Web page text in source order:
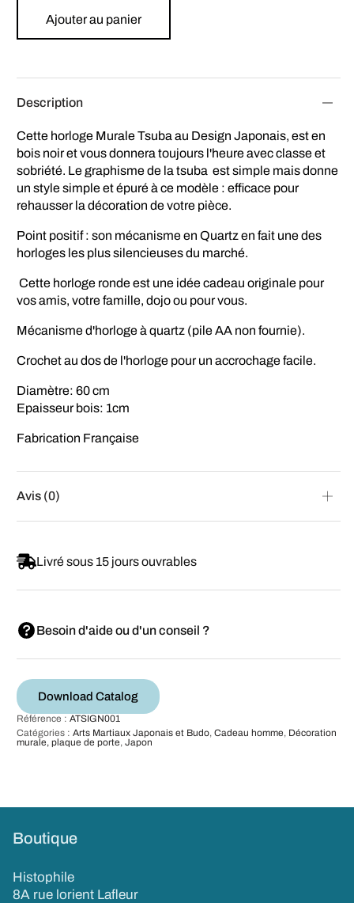
Ajouter au panier
Description
Cette horloge Murale Tsuba au Design Japonais, est en
bois noir et vous donnera toujours l'heure avec classe et
sobriété. Le graphisme de la tsuba est simple mais donne
un style simple et épuré à ce modèle : efficace pour
rehausser la décoration de votre pièce.
Point positif : son mécanisme en Quartz en fait une des
horloges les plus silencieuses du marché.
Cette horloge ronde est une idée cadeau originale pour
vos amis, votre famille, dojo ou pour vous.
Mécanisme d'horloge à quartz (pile AA non fournie).
Crochet au dos de l'horloge pour un accrochage facile.
Diamètre: 60 cm
Epaisseur bois: 1cm
Fabrication Française
Avis (0)
Livré sous 15 jours ouvrables
Besoin d'aide ou d'un conseil ?
Download Catalog
Référence : ATSIGN001
Catégories : Arts Martiaux Japonais et Budo, Cadeau homme, Décoration
murale, plaque de porte, Japon
Boutique
Histophile
8A rue lorient Lafleur